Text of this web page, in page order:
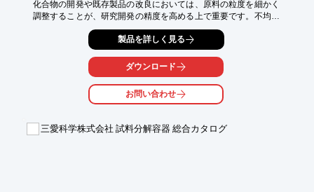
化合物の開発や既存製品の改良においては、原料の粒度を細かく
調整することが、研究開発の精度を高める上で重要です。不均一
な粉砕は、実験結果のばらつきや製品の性能低下につながる可能
性があります。ワンダークラッシャーWC-3は、1200ワットのパ
ワーと28000回転の超高速モーターにより、乾燥した化学原料を
効率的に微粉砕します。
【活用シーン】
・各種化学原料の微粉砕
・分析用サンプルの前処理
製品を詳しく見る
ダウンロード
お問い合わせ
三愛科学株式会社 試料分解容器 総合カタログ